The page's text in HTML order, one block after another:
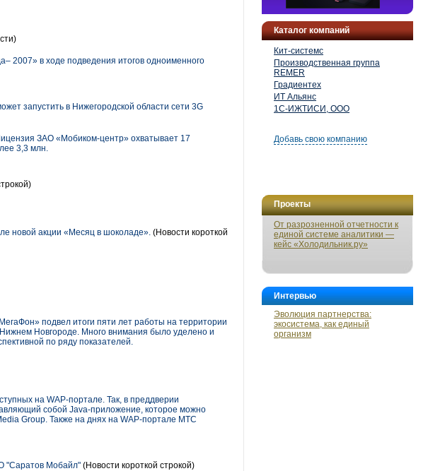
Каталог компаний
Кит-системс
Производственная группа
REMER
Градиентех
ИТ Альянс
1С-ИЖТИСИ, ООО
Добавь свою компанию
Проекты
От разрозненной отчетности к
единой системе аналитики —
кейс «Холодильник.ру»
Интервью
Эволюция партнерства:
экосистема, как единый
организм
2007» в ходе подведения итогов одноименного
запустить в Нижегородской области сети 3G
ЗАО «Мобиком-центр» охватывает 17
3,3 млн.
новой акции «Месяц в шоколаде». (Новости короткой
подвел итоги пяти лет работы на территории
Новгороде. Много внимания было уделено и
по ряду показателей.
на WAP-портале. Так, в преддверии
собой Java-приложение, которое можно
Group. Также на днях на WAP-портале МТС
"Саратов Мобайл" (Новости короткой строкой)